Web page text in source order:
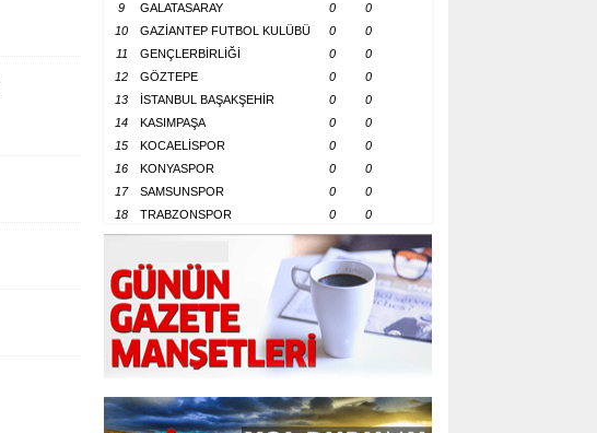
9
GALATASARAY 0
0
10
GAZİANTEP FUTBOL KULÜBÜ 0
0
11
GENÇLERBİRLİĞİ 0
0
12
GÖZTEPE 0
0
13
İSTANBUL BAŞAKŞEHİR 0
0
14
KASIMPAŞA 0
0
15
KOCAELİSPOR 0
0
16
KONYASPOR 0
0
17
SAMSUNSPOR 0
0
18
TRABZONSPOR 0 0